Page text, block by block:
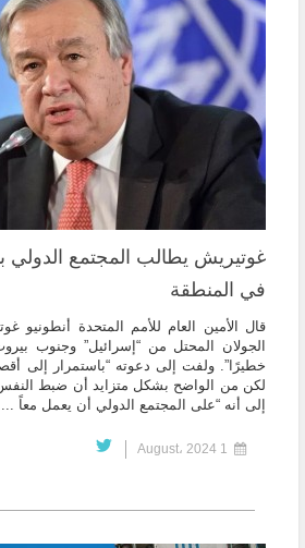
غوتيريش يطالب المجتمع الدولي
في المنطقة
قال الأمين العام للأمم المتحدة أنطونيو
الجولان المحتل من “إسرائيل” وجنوب
خطيرًا”. ولفت إلى دعوته “باستمرار إلى
لكن من الواضح بشكل متزايد أن ضبط
إلى أنه “على المجتمع الدولي أن يعمل معاً ...